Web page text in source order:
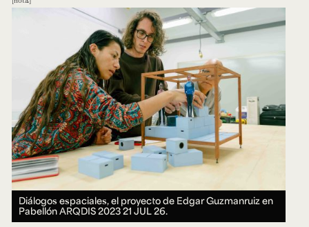
Diálogos espaciales, el proyecto de Edgar Guzmanruiz en
Pabellón ARQDIS 202321 JUL 26.